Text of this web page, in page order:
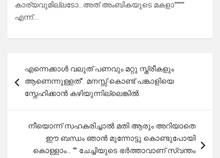
കാര്യവുമില്ലടോ…അത് അംബികയുടെ മകളാ'”””‘”
എന്ന്….
navigation
എന്നെക്കാൾ വലുത് പണവും മറ്റു സ്ത്രീകളും
ആണെന്നുള്ളത്”. മനസ്സ് കൊണ്ട് പങ്കാളിയെ
സ്നേഹിക്കാൻ കഴിയുന്നില്ലെങ്കിൽ
നീയൊന്ന് സഹകരിച്ചാൽ മതി ആരും അറിയാതെ
ഈ ബന്ധം ഞാൻ മുന്നോട്ടു കൊണ്ടുപോയി
കൊള്ളാം… “” ചേച്ചിയുടെ ഭർത്താവാണ് സ്വന്തം